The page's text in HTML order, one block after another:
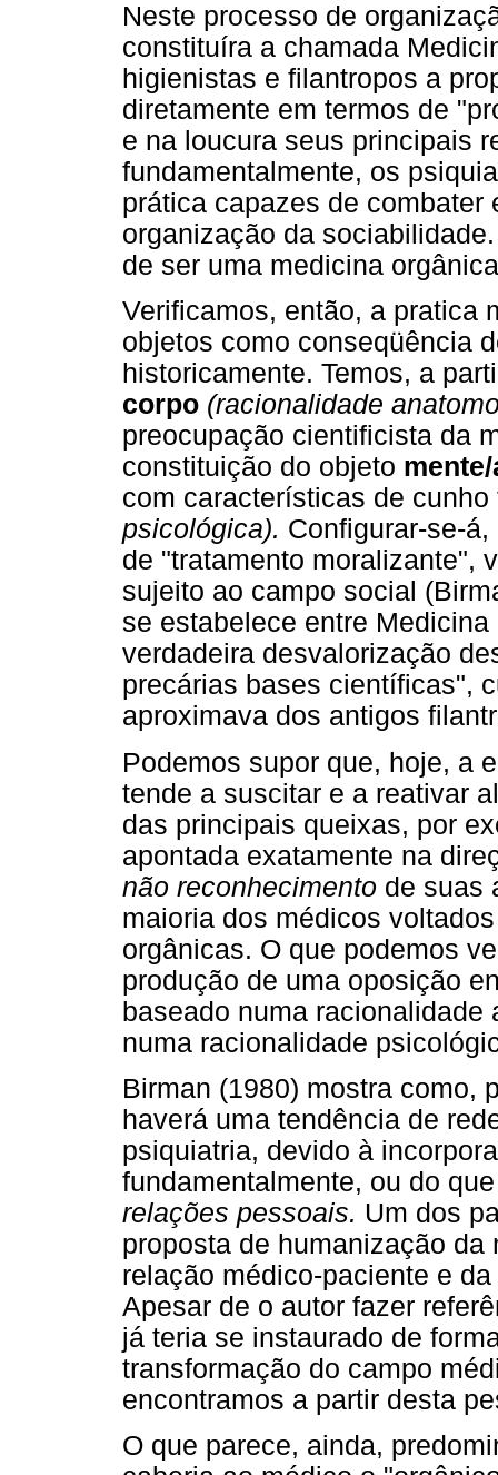
Neste processo de
constituíra a chamada
higienistas e filantropos a
diretamente em termos de
e na loucura seus principais
fundamentalmente, os
prática capazes de combater
organização da
de ser uma medicina
Verificamos, então, a pratica
objetos como conseqüência
historicamente. Temos, a
corpo (racionalidade
preocupação cientificista da
constituição do objeto
com características de
psicológica). Configurar-se-
de "tratamento moralizante",
sujeito ao campo social
se estabelece entre
verdadeira desvalorização
precárias bases científicas",
aproximava dos antigos
Podemos supor que, hoje, a
tende a suscitar e a reativar
das principais queixas, por
apontada exatamente na
não reconhecimento de suas
maioria dos médicos
orgânicas. O que podemos
produção de uma oposição
baseado numa racionalidade
numa racionalidade
Birman (1980) mostra como,
haverá uma tendência de
psiquiatria, devido à
fundamentalmente, ou do
relações pessoais. Um dos
proposta de humanização
relação médico-paciente e
Apesar de o autor fazer
já teria se instaurado de
transformação do campo
encontramos a partir desta
O que parece, ainda,